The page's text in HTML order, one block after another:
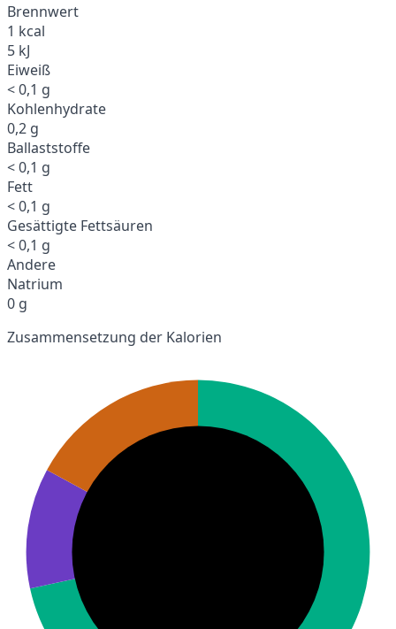
Brennwert
1 kcal
5 kJ
Eiweiß
< 0,1 g
Kohlenhydrate
0,2 g
Ballaststoffe
< 0,1 g
Fett
< 0,1 g
Gesättigte Fettsäuren
< 0,1 g
Andere
Natrium
0 g
Zusammensetzung der Kalorien